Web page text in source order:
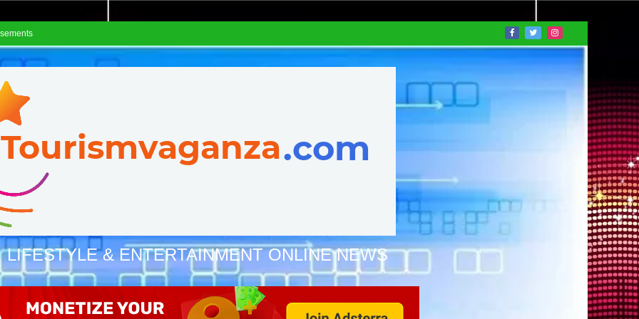
LIFESTYLE & ENTERTAINMENT ONLINE NEWS